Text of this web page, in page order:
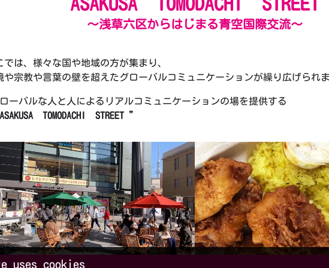
～浅草六区からはじまる青空国際交流～
では、様々な国や地域の方が集まり、
や宗教や言葉の壁を超えたグローバルコミュニケーションが繰り広げられ
ーバルな人と人によるリアルコミュニケーションの場を提供する
TOMODACHI STREET ”
uses cookies